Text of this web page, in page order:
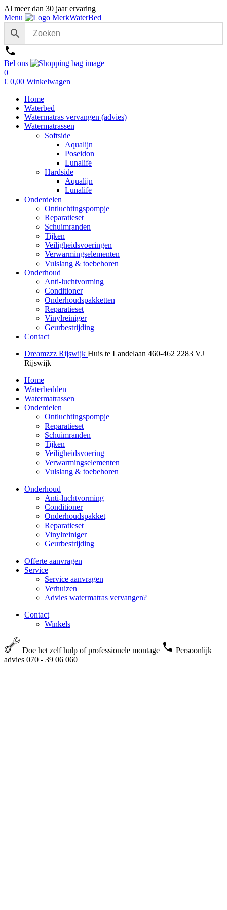
Al meer dan 30 jaar ervaring
Menu
Bel ons
0
€ 0,00 Winkelwagen
Home
Waterbed
Watermatras vervangen (advies)
Watermatrassen
Softside
Aqualijn
Poseidon
Lunalife
Hardside
Aqualijn
Lunalife
Onderdelen
Ontluchtingspompje
Reparatieset
Schuimranden
Tijken
Veiligheidsvoeringen
Verwarmingselementen
Vulslang & toebehoren
Onderhoud
Anti-luchtvorming
Conditioner
Onderhoudspakketten
Reparatieset
Vinylreiniger
Geurbestrijding
Contact
Dreamzzz Rijswijk Huis te Landelaan 460-462 2283 VJ
Rijswijk
Home
Waterbedden
Watermatrassen
Onderdelen
Ontluchtingspompje
Reparatieset
Schuimranden
Tijken
Veiligheidsvoering
Verwarmingselementen
Vulslang & toebehoren
Onderhoud
Anti-luchtvorming
Conditioner
Onderhoudspakket
Reparatieset
Vinylreiniger
Geurbestrijding
Offerte aanvragen
Service
Service aanvragen
Verhuizen
Advies watermatras vervangen?
Contact
Winkels
Doe het zelf hulp of professionele montage
Persoonlijk
advies 070 - 39 06 060